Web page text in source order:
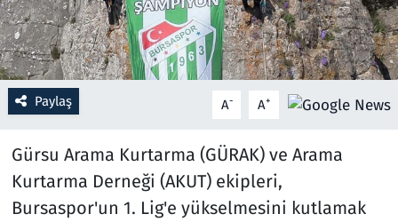
Paylaş A- A+
Gürsu Arama Kurtarma (GÜRAK) ve Arama
Kurtarma Derneği (AKUT) ekipleri,
Bursaspor'un 1. Lig'e yükselmesini kutlamak
Savunma Sanayi
Seçim 2023
Spor
Teknoloji ve Bilim
Televizyon